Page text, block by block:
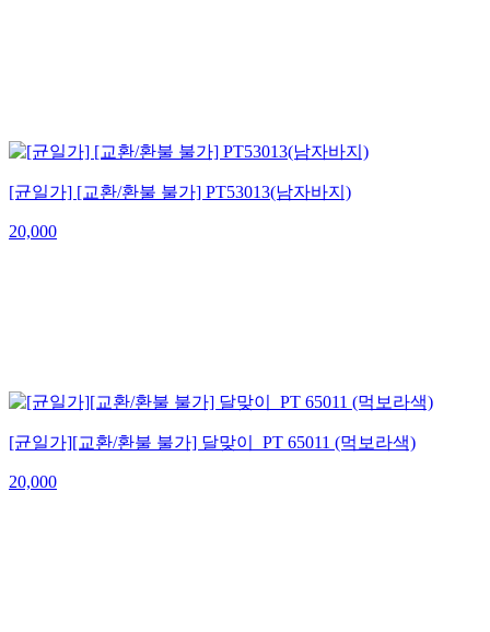
[균일가] [교환/환불 불가] PT53013(남자바지)
20,000
[균일가][교환/환불 불가] 달맞이_PT 65011 (먹보라색)
20,000